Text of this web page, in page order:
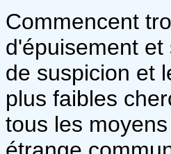
Commencent
d'épuisement
de suspicion et
plus faibles
tous les